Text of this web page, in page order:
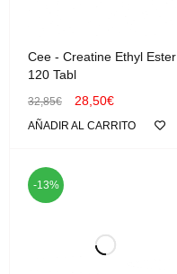
Cee - Creatine Ethyl Ester
120 Tabl
32,85€ 28,50€
AÑADIR AL CARRITO
-13%